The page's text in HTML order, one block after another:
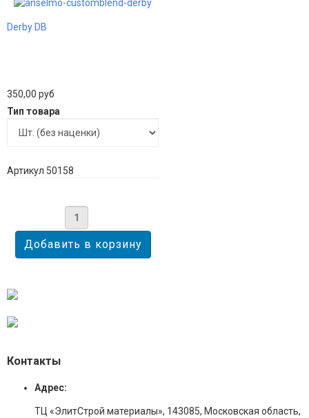
Derby DB
350,00 руб
Тип товара
Артикул 50158
Контакты
Адрес:
ТЦ «ЭлитСтрой материалы», 143085, Московская область,